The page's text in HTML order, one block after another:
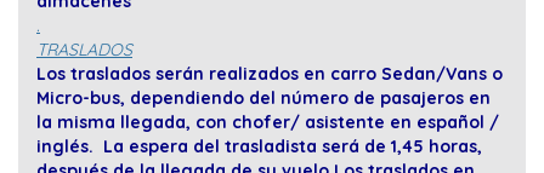
.
TRASLADOS
Los traslados serán realizados en carro Sedan/Vans o
Micro-bus, dependiendo del número de pasajeros en
la misma llegada, con chofer/ asistente en español /
inglés. La espera del trasladista será de 1,45 horas,